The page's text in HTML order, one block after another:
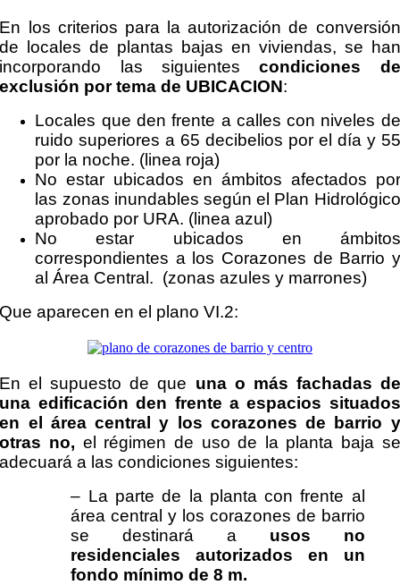
En los criterios para la autorización de conversión
de locales de plantas bajas en viviendas, se han
incorporando las siguientescondiciones de
exclusión por tema de UBICACION:
Locales que den frente a calles con niveles de
ruido superiores a 65 decibelios por el día y 55
por la noche. (linea roja)
No estar ubicados en ámbitos afectados por
las zonas inundables según el Plan Hidrológico
aprobado por URA. (linea azul)
No estar ubicados en ámbitos
correspondientes a los Corazones de Barrio y
al Área Central. (zonas azules y marrones)
Que aparecen en el plano VI.2:
En el supuesto de que una o más fachadas de
una edificación den frente a espacios situados
en el área central y los corazones de barrio y
otras no, el régimen de uso de la planta baja se
adecuará a las condiciones siguientes:
– La parte de la planta con frente al
área central y los corazones de barrio
se destinará a usos no
residenciales autorizados en un
fondo mínimo de 8 m.